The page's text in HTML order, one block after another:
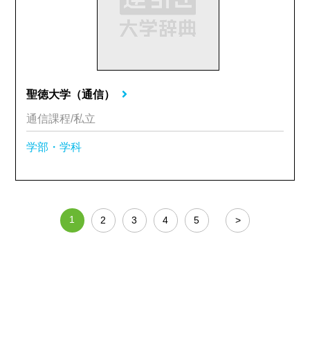
聖徳大学（通信）
通信課程/私立
学部・学科
1 2 3 4 5 >